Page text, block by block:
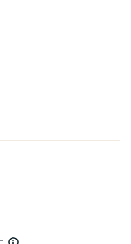
Dream über 1
und